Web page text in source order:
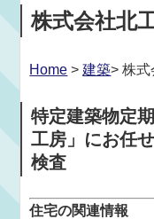
株式会社北
Home >建築> 株
特定建築物定
工房」にお任
検査
住宅の関連情報